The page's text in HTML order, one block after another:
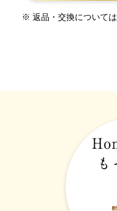
※ 返品・交換については